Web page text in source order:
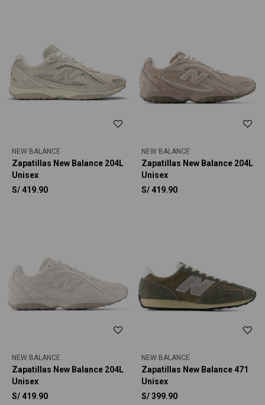
NEW BALANCE
Zapatillas New Balance 204L
Unisex
S/ 419.90
NEW BALANCE
Zapatillas New Balance 204L
Unisex
S/ 419.90
NEW BALANCE
Zapatillas New Balance 204L
Unisex
S/ 419.90
NEW BALANCE
Zapatillas New Balance 471
Unisex
S/399.90